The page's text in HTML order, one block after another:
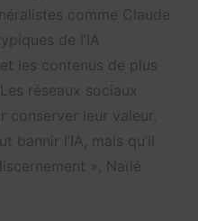
comme Claude
de l’IA
les contenus de plus
réseaux sociaux
leur valeur.
bannir l’IA, mais qu’il
», Naïlé